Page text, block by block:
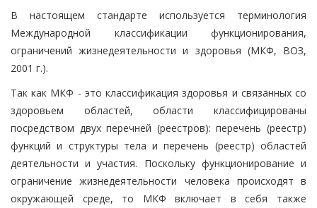
В настоящем стандарте используется терминология
Международной классификации функционирования,
ограничений жизнедеятельности и здоровья (МКФ, ВОЗ,
2001 г.).
Так как МКФ - это классификация здоровья и связанных со
здоровьем областей, области классифицированы
посредством двух перечней (реестров): перечень (реестр)
функций и структуры тела и перечень (реестр) областей
деятельности и участия. Поскольку функционирование и
ограничение жизнедеятельности человека происходят в
окружающей среде, то МКФ включает в себя также